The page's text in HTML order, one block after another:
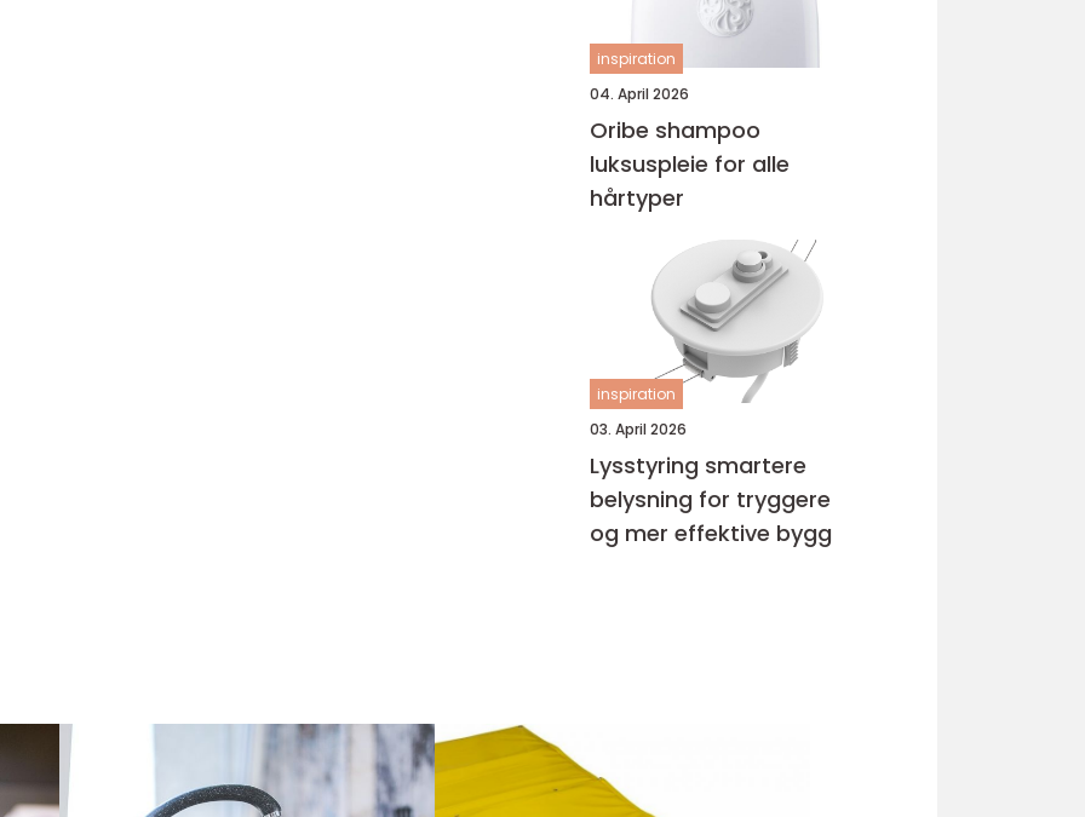
inspiration
04. April 2026
Oribe shampoo
luksuspleie for alle
hårtyper
inspiration
03. April 2026
Lysstyring smartere
belysning for tryggere
og mer effektive bygg